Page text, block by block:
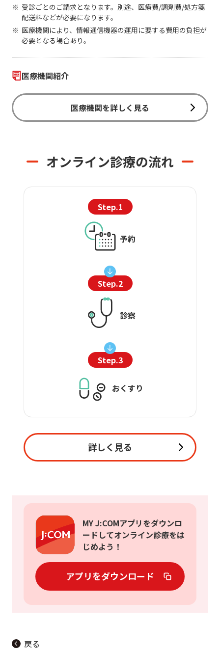
受診ごとのご請求となります。別途、医療費/調剤費/処方箋
配送料などが必要になります。
医療機関により、情報通信機器の運用に要する費用の負担が
必要となる場合あり。
医療機関紹介
医療機関を詳しく見る
オンライン診療の流れ
Step.1
予約
Step.2
診察
Step.3
おくすり
詳しく見る
MY J:COMアプリをダウンロ
ードしてオンライン診療をは
じめよう！
アプリをダウンロード
戻る